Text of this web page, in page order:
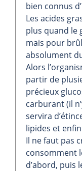
bien connus
Les acides
plus quand le
mais pour
absolument
Alors
partir de
précieux
carburant (il
servira
lipides et
Il ne faut pas
consomment
d’abord, puis